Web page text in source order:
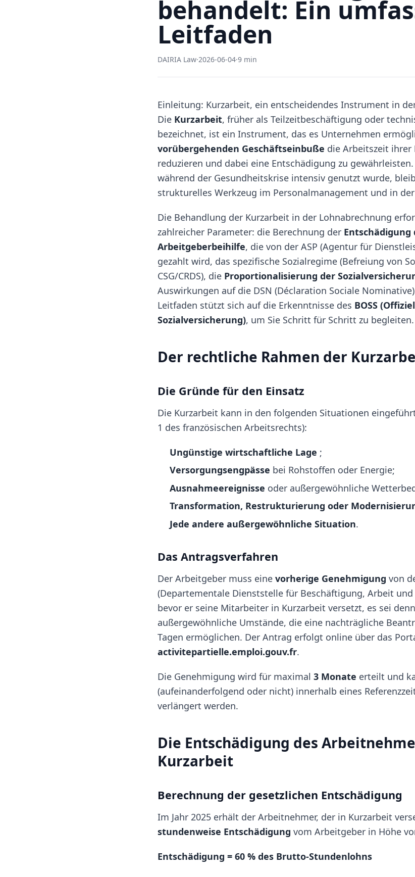
behandelt: Ein
Leitfaden
DAIRIA Law·2026-06-04·9 min
Einleitung: Kurzarbeit, ein entscheidendes Instrument in
Die Kurzarbeit, früher als Teilzeitbeschäftigung oder
bezeichnet, ist ein Instrument, das es Unternehmen
vorübergehenden Geschäftseinbuße die Arbeitszeit ihrer
reduzieren und dabei eine Entschädigung zu
während der Gesundheitskrise intensiv genutzt wurde,
strukturelles Werkzeug im Personalmanagement und in
Die Behandlung der Kurzarbeit in der Lohnabrechnung
zahlreicher Parameter: die Berechnung der
Arbeitgeberbeihilfe, die von der ASP (Agentur für
gezahlt wird, das spezifische Sozialregime (Befreiung von
CSG/CRDS), die Proportionalisierung der
Auswirkungen auf die DSN (Déclaration Sociale
Leitfaden stützt sich auf die Erkenntnisse des BOSS
Sozialversicherung), um Sie Schritt für Schritt zu begleiten.
Der rechtliche Rahmen der
Die Gründe für den Einsatz
Die Kurzarbeit kann in den folgenden Situationen
1 des französischen Arbeitsrechts):
Ungünstige wirtschaftliche Lage ;
Versorgungsengpässe bei Rohstoffen oder Energie;
Ausnahmeereignisse oder außergewöhnliche
Transformation, Restrukturierung oder
Jede andere außergewöhnliche Situation.
Das Antragsverfahren
Der Arbeitgeber muss eine vorherige Genehmigung von
(Departementale Dienststelle für Beschäftigung, Arbeit
bevor er seine Mitarbeiter in Kurzarbeit versetzt, es sei
außergewöhnliche Umstände, die eine nachträgliche
Tagen ermöglichen. Der Antrag erfolgt online über das
activitepartielle.emploi.gouv.fr.
Die Genehmigung wird für maximal 3 Monate erteilt und
(aufeinanderfolgend oder nicht) innerhalb eines
verlängert werden.
Die Entschädigung des
Kurzarbeit
Berechnung der gesetzlichen Entschädigung
Im Jahr 2025 erhält der Arbeitnehmer, der in Kurzarbeit
stundenweise Entschädigung vom Arbeitgeber in Höhe
Entschädigung = 60 % des Brutto-Stundenlohns